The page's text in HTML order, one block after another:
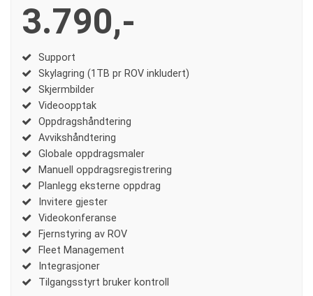
3.790,-
Support
Skylagring (1TB pr ROV inkludert)
Skjermbilder
Videoopptak
Oppdragshåndtering
Avvikshåndtering
Globale oppdragsmaler
Manuell oppdragsregistrering
Planlegg eksterne oppdrag
Invitere gjester
Videokonferanse
Fjernstyring av ROV
Fleet Management
Integrasjoner
Tilgangsstyrt bruker kontroll